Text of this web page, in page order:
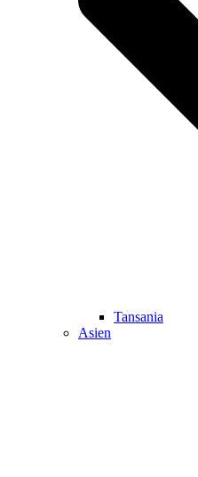
Tansania
Asien